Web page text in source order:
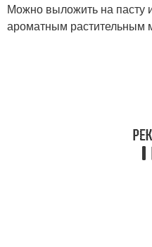
Можно выложить на пасту
ароматным растительным